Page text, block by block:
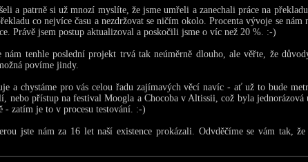
a patrně si už mnozí myslíte, že jsme umřeli a zanechali práce na
co nejvíce času a nezdržovat se ničím okolo. Procenta vývoje se nám
Právě jsem postup aktualizoval a poskočili jsme o víc než 20 %. :-)
nám tenhle poslední projekt trvá tak neúměrně dlouho, ale věřte, že
povíme jindy.
a chystáme pro vás celou řadu zajímavých věcí navíc - ať už to bude
nebo přístup na festival Moogla a Chocoba v Altissii, což byla jednorázová
- zatím je to v procesu testování. :-)
jste nám za 16 let naší existence prokázali. Odvděčíme se vám tak,